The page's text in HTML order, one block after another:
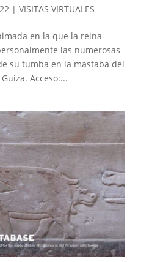
| VISITAS VIRTUALES
en la que la reina
las numerosas
su tumba en la mastaba del
Acceso:...